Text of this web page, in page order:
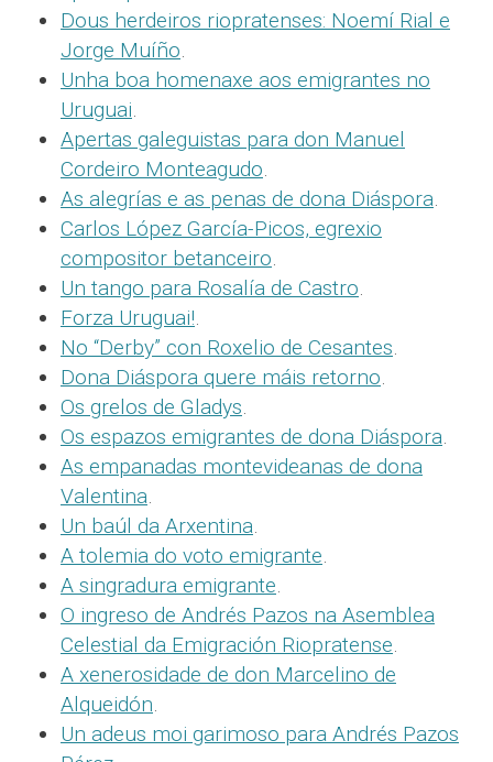
Dous herdeiros riopratenses: Noemí Rial e
Jorge Muíño.
Unha boa homenaxe aos emigrantes no
Uruguai.
Apertas galeguistas para don Manuel
Cordeiro Monteagudo.
As alegrías e as penas de dona Diáspora.
Carlos López García-Picos, egrexio
compositor betanceiro.
Un tango para Rosalía de Castro.
Forza Uruguai!.
No “Derby” con Roxelio de Cesantes.
Dona Diáspora quere máis retorno.
Os grelos de Gladys.
Os espazos emigrantes de dona Diáspora.
As empanadas montevideanas de dona
Valentina.
Un baúl da Arxentina.
A tolemia do voto emigrante.
A singradura emigrante.
O ingreso de Andrés Pazos na Asemblea
Celestial da Emigración Riopratense.
A xenerosidade de don Marcelino de
Alqueidón.
Un adeus moi garimoso para Andrés Pazos